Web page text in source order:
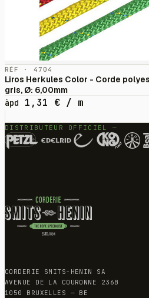
RÉF · 4704
Liros Herkules Color - Corde
gris, Ø: 6,00mm
àpd
1,31 € / m
DISTRIBUTEUR OFFICIEL —
CORDERIE SMITS-HENIN SA
AVENUE DE LA COURONNE 236B
1050 BRUXELLES — BE